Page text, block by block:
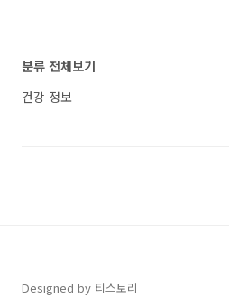
한 채소는 많이 먹는 것이 좋습니다. 3. 올..
분류 전체보기
건강 정보
Designed by 티스토리